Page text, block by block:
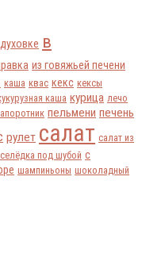
в
из говяжьей печени
каша квас кекс кексы
каша курица лечо
пельмени печень
рулет салат салат из
селёдка под шубой с
шампиньоны шоколадный